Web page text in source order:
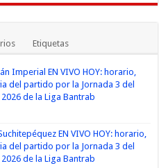
Etiquetas
Imperial EN VIVO HOY: horario,
del partido por la Jornada 3 del
de la Liga Bantrab
EN VIVO HOY: horario,
del partido por la Jornada 3 del
de la Liga Bantrab